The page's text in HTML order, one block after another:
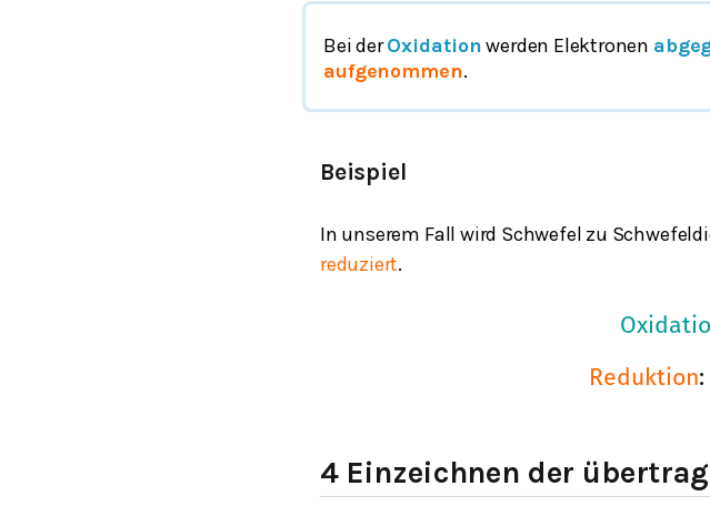
Bei derOxidationwerden Elektronen
aufgenommen.
Beispiel
In unserem Fall wird Schwefel zu
reduziert.
Oxid atio
Red u ktion:
4 Einzeichnen der